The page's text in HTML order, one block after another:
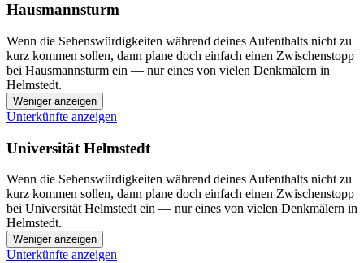
Hausmannsturm
Wenn die Sehenswürdigkeiten während deines Aufenthalts nicht zu
kurz kommen sollen, dann plane doch einfach einen Zwischenstopp
bei Hausmannsturm ein — nur eines von vielen Denkmälern in
Helmstedt.
Weniger anzeigen
Unterkünfte anzeigen
Universität Helmstedt
Wenn die Sehenswürdigkeiten während deines Aufenthalts nicht zu
kurz kommen sollen, dann plane doch einfach einen Zwischenstopp
bei Universität Helmstedt ein — nur eines von vielen Denkmälern in
Helmstedt.
Weniger anzeigen
Unterkünfte anzeigen